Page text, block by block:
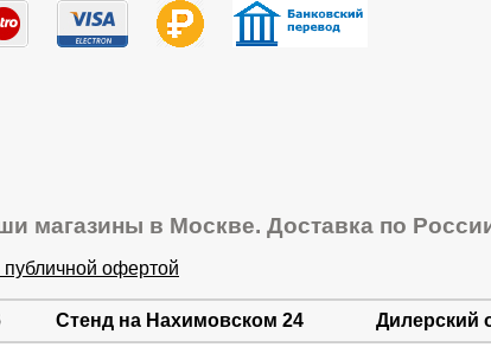
магазины в Москве. Доставка по
офертой
Стенд на Нахимовском 24 Дилерский